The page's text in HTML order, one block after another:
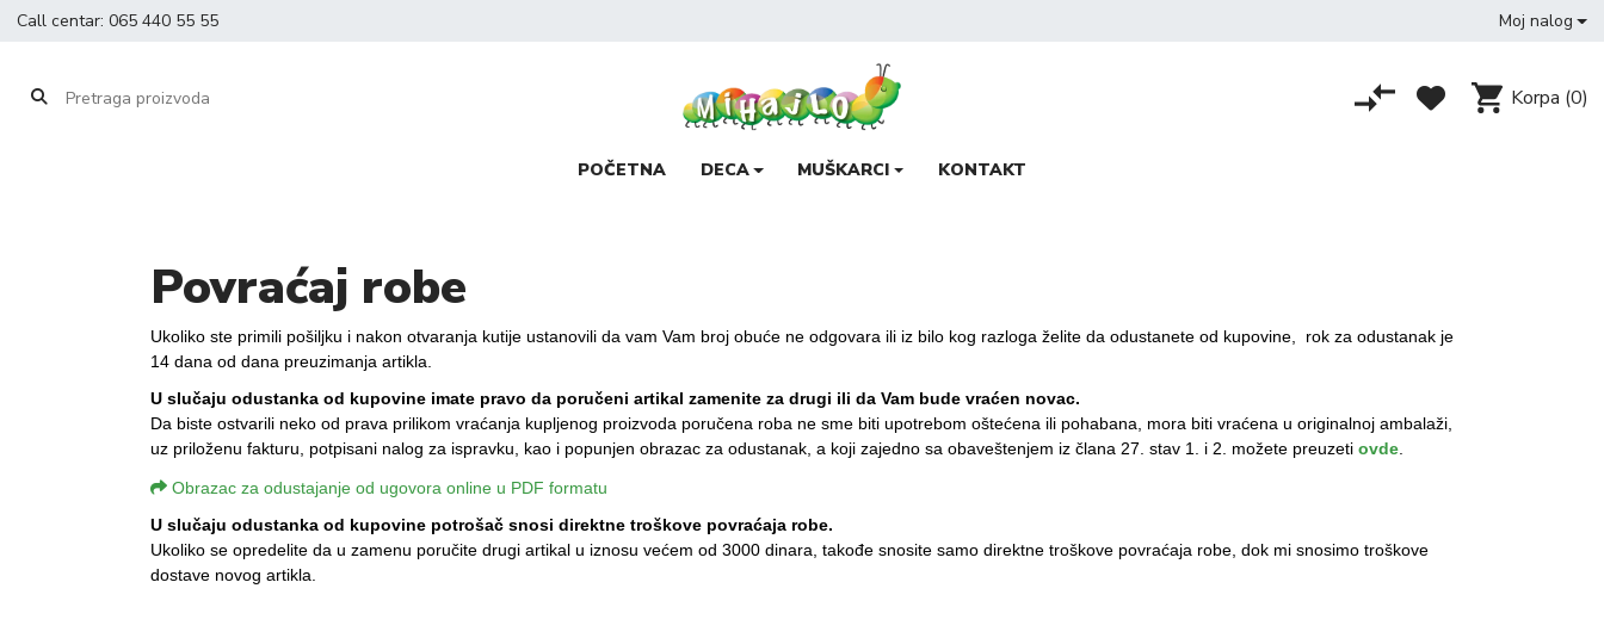
Call centar: 065 440 55 55 Moj nalog
Korpa (0)
POČETNA DECA MUŠKARCI KONTAKT
Povraćaj robe
Ukoliko ste primili pošiljku i nakon otvaranja kutije ustanovili da vam Vam broj obuće ne odgovara ili iz bilo kog razloga želite da odustanete od kupovine, rok za odustanak je
14 dana od dana preuzimanja artikla.
U slučaju odustanka od kupovine imate pravo da poručeni artikal zamenite za drugi ili da Vam bude vraćen novac.
Da biste ostvarili neko od prava prilikom vraćanja kupljenog proizvoda poručena roba ne sme biti upotrebom oštećena ili pohabana, mora biti vraćena u originalnoj ambalaži,
uz priloženu fakturu, potpisani nalog za ispravku, kao i popunjen obrazac za odustanak, a koji zajedno sa obaveštenjem iz člana 27. stav 1. i 2. možete preuzeti ovde.
Obrazac za odustajanje od ugovora online u PDF formatu
U slučaju odustanka od kupovine potrošač snosi direktne troškove povraćaja robe.
Ukoliko se opredelite da u zamenu poručite drugi artikal u iznosu većem od 3000 dinara, takođe snosite samo direktne troškove povraćaja robe, dok mi snosimo troškove
dostave novog artikla.